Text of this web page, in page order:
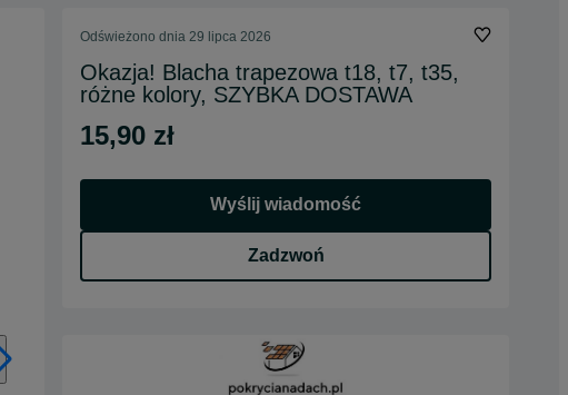
Odświeżono dnia 29 lipca 2026
Okazja! Blacha trapezowa t18, t7, t35,
różne kolory, SZYBKA DOSTAWA
15,90 zł
Wyślij wiadomość
Zadzwoń